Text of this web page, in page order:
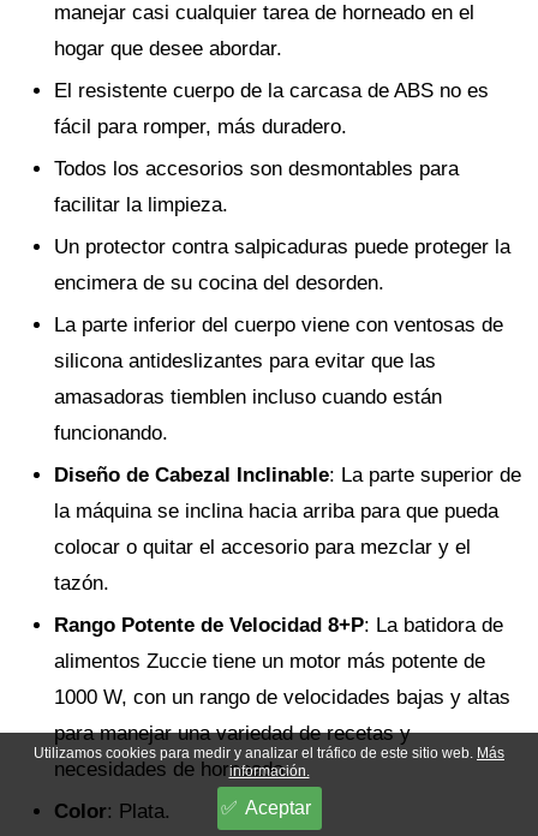
manejar casi cualquier tarea de horneado en el
hogar que desee abordar.
El resistente cuerpo de la carcasa de ABS no es
fácil para romper, más duradero.
Todos los accesorios son desmontables para
facilitar la limpieza.
Un protector contra salpicaduras puede proteger la
encimera de su cocina del desorden.
La parte inferior del cuerpo viene con ventosas de
silicona antideslizantes para evitar que las
amasadoras tiemblen incluso cuando están
funcionando.
Diseño de Cabezal Inclinable: La parte superior de
la máquina se inclina hacia arriba para que pueda
colocar o quitar el accesorio para mezclar y el
tazón.
Rango Potente de Velocidad 8+P: La batidora de
alimentos Zuccie tiene un motor más potente de
1000 W, con un rango de velocidades bajas y altas
para manejar una variedad de recetas y
necesidades de horneado.
Color: Plata.
Utilizamos cookies para medir y analizar el tráfico de este sitio web. Más
información.
Aceptar